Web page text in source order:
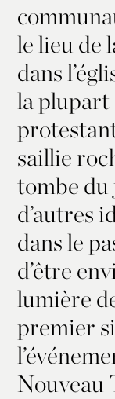
le lieu de
dans
la plupart
saillie
tombe du
d’autres
dans le
d’être
lumière
premier
Nouveau